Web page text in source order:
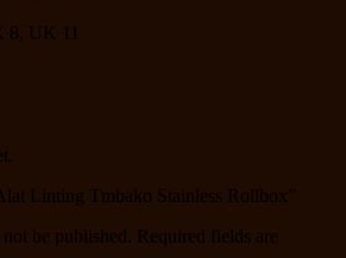
8, UK 11
Linting Tmbako Stainless Rollbox”
be published.
Required fields are